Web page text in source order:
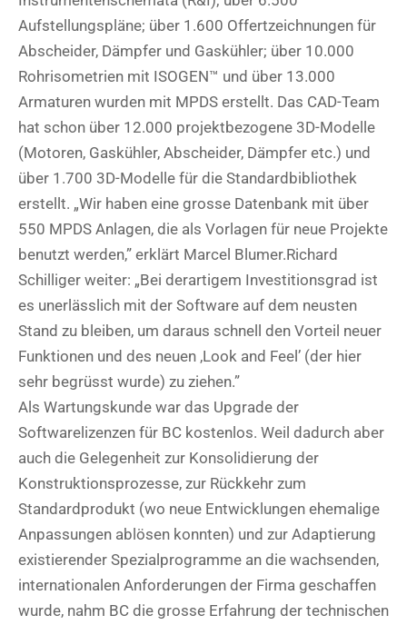
Aufstellungspläne; über 1.600 Offertzeichnungen für
Abscheider, Dämpfer und Gaskühler; über 10.000
Rohrisometrien mit ISOGEN™ und über 13.000
Armaturen wurden mit MPDS erstellt. Das CAD-Team
hat schon über 12.000 projektbezogene 3D-Modelle
(Motoren, Gaskühler, Abscheider, Dämpfer etc.) und
über 1.700 3D-Modelle für die Standardbibliothek
erstellt. „Wir haben eine grosse Datenbank mit über
550 MPDS Anlagen, die als Vorlagen für neue Projekte
benutzt werden,” erklärt Marcel Blumer.Richard
Schilliger weiter: „Bei derartigem Investitionsgrad ist
es unerlässlich mit der Software auf dem neusten
Stand zu bleiben, um daraus schnell den Vorteil neuer
Funktionen und des neuen ‚Look and Feel’ (der hier
sehr begrüsst wurde) zu ziehen.”
Als Wartungskunde war das Upgrade der
Softwarelizenzen für BC kostenlos. Weil dadurch aber
auch die Gelegenheit zur Konsolidierung der
Konstruktionsprozesse, zur Rückkehr zum
Standardprodukt (wo neue Entwicklungen ehemalige
Anpassungen ablösen konnten) und zur Adaptierung
existierender Spezialprogramme an die wachsenden,
internationalen Anforderungen der Firma geschaffen
wurde, nahm BC die grosse Erfahrung der technischen